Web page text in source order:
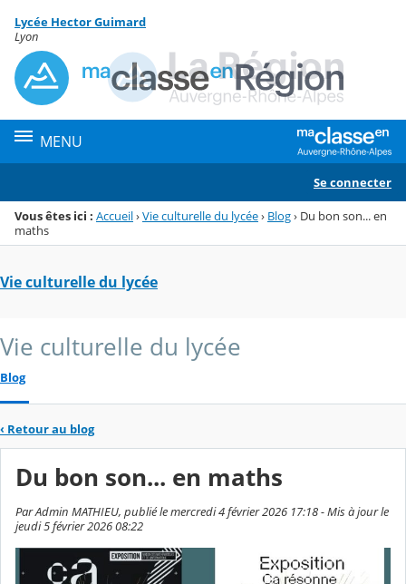
Menu de la rubrique
Contenu
Lycée Hector Guimard
Lyon
MENU
Se connecter
Vous êtes ici : Accueil›Vie culturelle du lycée› Blog› Du bon son... en
maths
Vie culturelle du lycée
Vie culturelle du lycée
Blog
‹ Retour au blog
Du bon son... en maths
Par Admin MATHIEU, publié le mercredi 4 février 2026 17:18 - Mis à jour le
jeudi 5 février 2026 08:22